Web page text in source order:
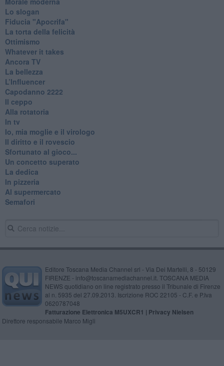
Lo slogan
Fiducia "Apocrifa"
La torta della felicità
Ottimismo
Whatever it takes
Ancora TV
La bellezza
L’Influencer
​Capodanno 2222
Il ceppo
Alla rotatoria
In tv
Io, mia moglie e il virologo
Il diritto e il rovescio
Sfortunato al gioco...
Un concetto superato
La dedica
In pizzeria
Al supermercato
Semafori
Editore Toscana Media Channel srl - Via Dei Martelli, 8 - 50129
FIRENZE - info@toscanamediachannel.it. TOSCANA MEDIA
NEWS quotidiano on line registrato presso il Tribunale di Firenze
al n. 5935 del 27.09.2013. Iscrizione ROC 22105 - C.F. e P.Iva
0620787048
Fatturazione Elettronica M5UXCR1 | Privacy Nielsen
Direttore responsabile Marco Migli